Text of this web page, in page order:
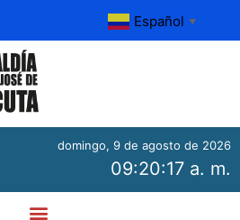
herramientas
Español ▼
domingo, 9 de agosto de 2026
09:20:17 a. m.